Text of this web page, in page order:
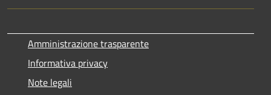
Amministrazione trasparente
Informativa privacy
Note legali